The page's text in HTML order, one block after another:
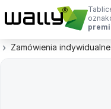
Zamówienia indywidualne